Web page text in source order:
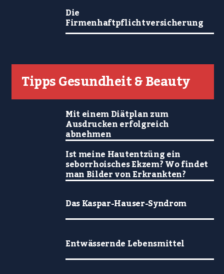
Die
Firmenhaftpflichtversicherung
Tipps Gesundheit & Beauty
Mit einem Diätplan zum
Ausdrucken erfolgreich
abnehmen
Ist meine Hautentzüng ein
seborrhoisches Ekzem? Wo findet
man Bilder von Erkrankten?
Das Kaspar-Hauser-Syndrom
Entwässernde Lebensmittel